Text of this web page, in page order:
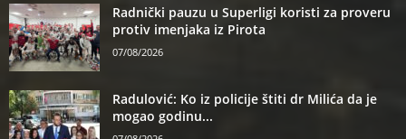
Radnički pauzu u Superligi koristi za proveru
protiv imenjaka iz Pirota
07/08/2026
Radulović: Ko iz policije štiti dr Milića da je
mogao godinu...